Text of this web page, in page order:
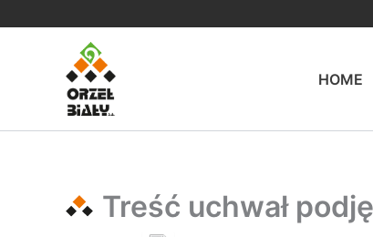
HOME
Treść uchwał